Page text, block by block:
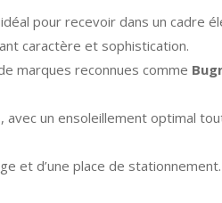
pour recevoir dans un cadre
caractère et sophistication.
marques reconnues comme
un ensoleillement optimal
et d’une place de stationnement.